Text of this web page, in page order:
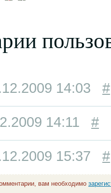
14:03 #
14:11 #
15:37 #
вам необходимо